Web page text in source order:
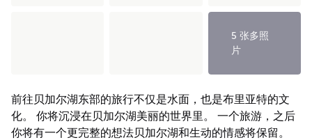
5 张多照
片
前往贝加尔湖东部的旅行不仅是水面，也是布里亚特的文
化。 你将沉浸在贝加尔湖美丽的世界里。 一个旅游，之后
你将有一个更完整的想法贝加尔湖和生动的情感将保留。